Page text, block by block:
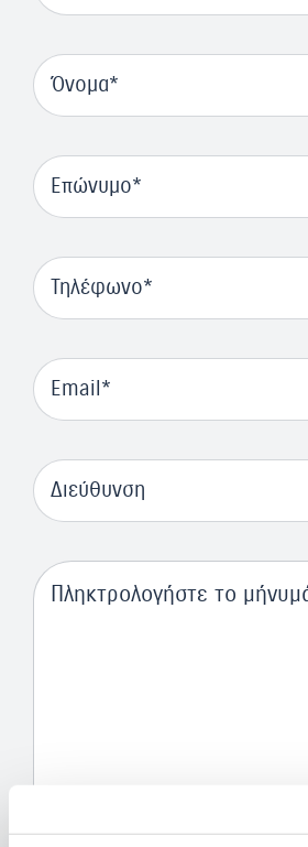
Όνομα
Επώνυμο
Τηλέφωνο
Email
Διεύθυνση
Πληκτρολογήστε το μήνυμά σαs